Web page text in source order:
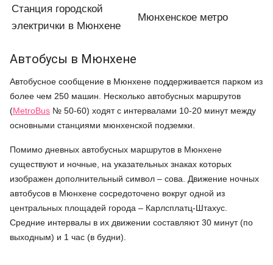
Станция городской
электрички в Мюнхене
Мюнхенское метро
Автобусы в Мюнхене
Автобусное сообщение в Мюнхене поддерживается парком из
более чем 250 машин. Несколько автобусных маршрутов
(MetroBus № 50-60) ходят с интервалами 10-20 минут между
основными станциями мюнхенской подземки.
Помимо дневных автобусных маршрутов в Мюнхене
существуют и ночные, на указательных знаках которых
изображен дополнительный символ – сова. Движение ночных
автобусов в Мюнхене сосредоточено вокруг одной из
центральных площадей города – Карлсплатц-Штахус.
Средние интервалы в их движении составляют 30 минут (по
выходным) и 1 час (в будни).